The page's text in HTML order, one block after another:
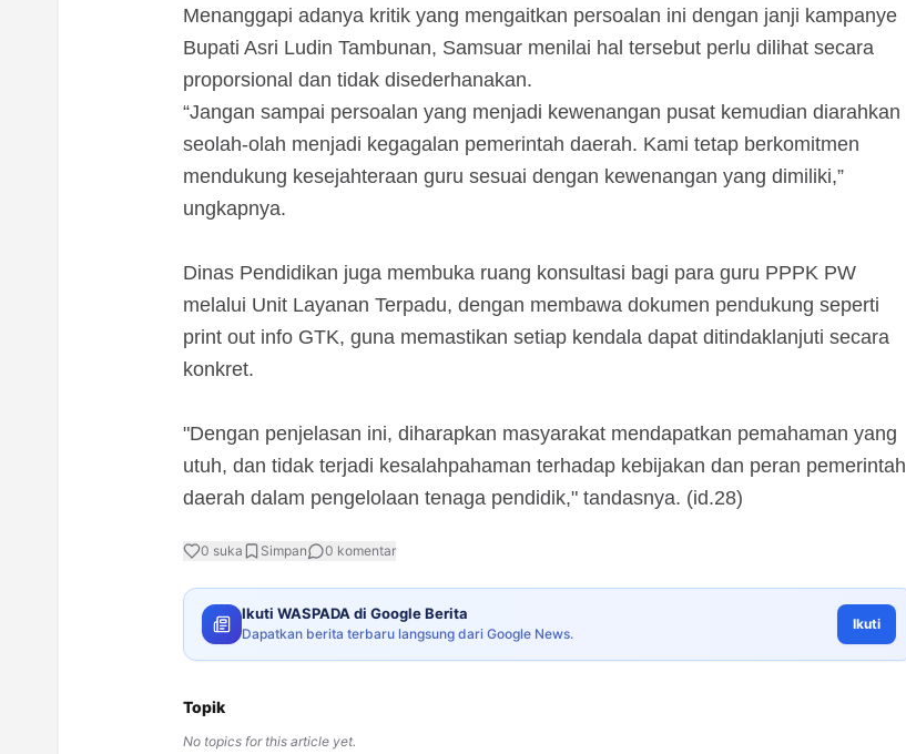
‎Menanggapi adanya kritik yang mengaitkan persoalan ini dengan janji kampanye
Bupati Asri Ludin Tambunan, Samsuar menilai hal tersebut perlu dilihat secara
proporsional dan tidak disederhanakan.
‎“Jangan sampai persoalan yang menjadi kewenangan pusat kemudian diarahkan
seolah-olah menjadi kegagalan pemerintah daerah. Kami tetap berkomitmen
mendukung kesejahteraan guru sesuai dengan kewenangan yang dimiliki,”
ungkapnya.
‎Dinas Pendidikan juga membuka ruang konsultasi bagi para guru PPPK PW
melalui Unit Layanan Terpadu, dengan membawa dokumen pendukung seperti
print out info GTK, guna memastikan setiap kendala dapat ditindaklanjuti secara
konkret.
‎"Dengan penjelasan ini, diharapkan masyarakat mendapatkan pemahaman yang
utuh, dan tidak terjadi kesalahpahaman terhadap kebijakan dan peran pemerintah
daerah dalam pengelolaan tenaga pendidik," tandasnya. (id.28)
0 suka Simpan 0 komentar
Ikuti WASPADA di Google Berita
Dapatkan berita terbaru langsung dari Google News.
Ikuti
Topik
No topics for this article yet.